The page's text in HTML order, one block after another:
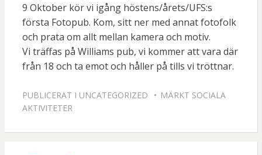
9 Oktober kör vi igång höstens/årets/UFS:s
första Fotopub. Kom, sitt ner med annat fotofolk
och prata om allt mellan kamera och motiv.
Vi träffas på Williams pub, vi kommer att vara där
från 18 och ta emot och håller på tills vi tröttnar.
PUBLICERAT I UNCATEGORIZED MÄRKT SOCIALA
AKTIVITETER